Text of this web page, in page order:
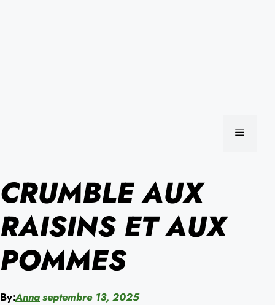
MENU
CRUMBLE AUX
RAISINS ET AUX
POMMES
By:Annaseptembre 13, 2025